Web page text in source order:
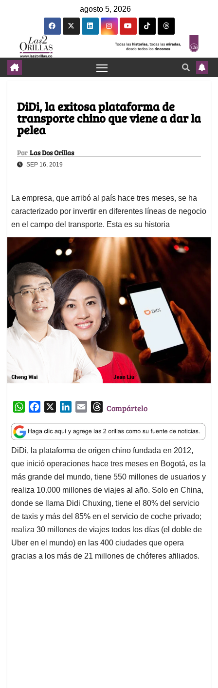
agosto 5, 2026
DiDi, la exitosa plataforma de
transporte chino que viene a dar la
pelea
Por Las Dos Orillas
SEP 16, 2019
La empresa, que arribó al país hace tres meses, se ha
caracterizado por invertir en diferentes líneas de negocio
en el campo del transporte. Esta es su historia
W
a
t
s
A
p
p
c
e
b
o
o
k
n
k
e
d
I
n
a
i
l
T
r
e
a
d
s
Compártelo
DiDi, la plataforma de origen chino fundada en 2012,
que inició operaciones hace tres meses en Bogotá, es la
más grande del mundo, tiene 550 millones de usuarios y
realiza 10.000 millones de viajes al año. Solo en China,
donde se llama Didi Chuxing, tiene el 80% del servicio
de taxis y más del 85% en el servicio de coche privado;
realiza 30 millones de viajes todos los días (el doble de
Uber en el mundo) en las 400 ciudades que opera
gracias a los más de 21 millones de chóferes afiliados.